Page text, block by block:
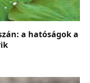
a hatóságok a